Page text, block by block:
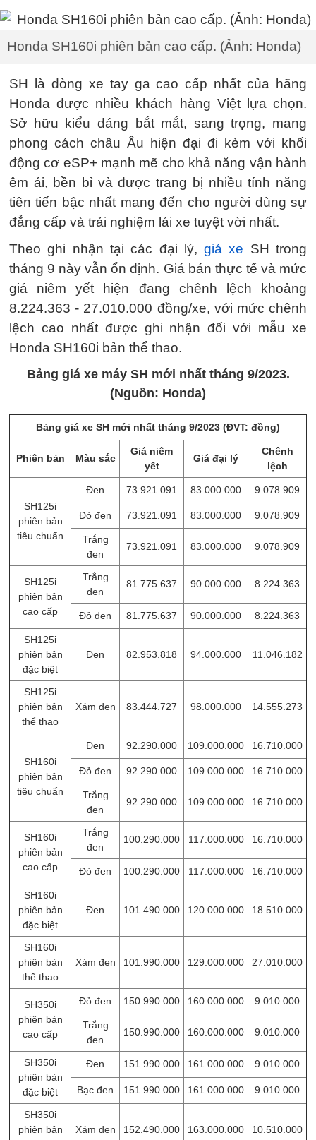
Honda SH160i phiên bản cao cấp. (Ảnh: Honda)
SH là dòng xe tay ga cao cấp nhất của hãng
Honda được nhiều khách hàng Việt lựa chọn.
Sở hữu kiểu dáng bắt mắt, sang trọng, mang
phong cách châu Âu hiện đại đi kèm với khối
động cơ eSP+ mạnh mẽ cho khả năng vận hành
êm ái, bền bỉ và được trang bị nhiều tính năng
tiên tiến bậc nhất mang đến cho người dùng sự
đẳng cấp và trải nghiệm lái xe tuyệt vời nhất.
Theo ghi nhận tại các đại lý,giá xe SH trong
tháng 9 này vẫn ổn định. Giá bán thực tế và mức
giá niêm yết hiện đang chênh lệch khoảng
8.224.363 - 27.010.000 đồng/xe, với mức chênh
lệch cao nhất được ghi nhận đối với mẫu xe
Honda SH160i bản thể thao.
Bảng giá xe máy SH mới nhất tháng 9/2023.
(Nguồn: Honda)
Bảng giá xe SH mới nhất tháng 9/2023 (ĐVT: đồng)
Phiên bản Màu sắc
Giá niêm
yết
Giá đại lý
Chênh
lệch
SH125i
phiên bản
tiêu chuẩn
Đen 73.921.091 83.000.000 9.078.909
Đỏ đen 73.921.091 83.000.000 9.078.909
Trắng
đen
73.921.091 83.000.000 9.078.909
SH125i
phiên bản
cao cấp
Trắng
đen
81.775.637 90.000.000 8.224.363
Đỏ đen 81.775.637 90.000.000 8.224.363
SH125i
phiên bản
đặc biệt
Đen 82.953.818 94.000.000 11.046.182
SH125i
phiên bản
thể thao
Xám đen 83.444.727 98.000.000 14.555.273
SH160i
phiên bản
tiêu chuẩn
Đen 92.290.000 109.000.000 16.710.000
Đỏ đen 92.290.000 109.000.000 16.710.000
Trắng
đen
92.290.000 109.000.000 16.710.000
SH160i
phiên bản
cao cấp
Trắng
đen
100.290.000 117.000.000 16.710.000
Đỏ đen 100.290.000 117.000.000 16.710.000
SH160i
phiên bản
đặc biệt
Đen 101.490.000 120.000.000 18.510.000
SH160i
phiên bản
thể thao
Xám đen 101.990.000 129.000.000 27.010.000
SH350i
phiên bản
cao cấp
Đỏ đen 150.990.000 160.000.000 9.010.000
Trắng
đen
150.990.000 160.000.000 9.010.000
SH350i
phiên bản
đặc biệt
Đen 151.990.000 161.000.000 9.010.000
Bạc đen 151.990.000 161.000.000 9.010.000
SH350i
phiên bản
Xám đen 152.490.000 163.000.000 10.510.000